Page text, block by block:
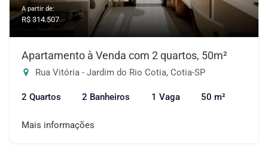
A partir de:
R$ 314.507
Apartamento à Venda com 2 quartos, 50m²
Rua Vitória - Jardim do Rio Cotia, Cotia-SP
2 Quartos 2 Banheiros 1 Vaga 50 m²
Mais informações